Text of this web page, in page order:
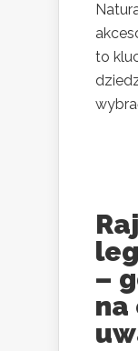
to
–
na